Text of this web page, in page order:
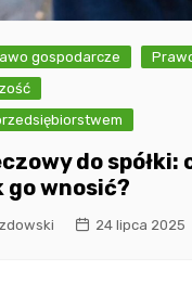
gospodarcze
do spółki:
go wnosić?
24 lipca 2025